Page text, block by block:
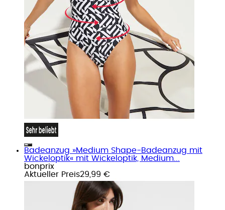
Badeanzug »Medium Shape-Badeanzug mit
Wickeloptik« mit Wickeloptik, Medium...
bonprix
Aktueller Preis29,99 €